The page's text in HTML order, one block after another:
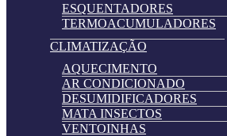
ESQUENTADORES
TERMOACUMULADORES
CLIMATIZAÇÃO
AQUECIMENTO
AR CONDICIONADO
DESUMIDIFICADORES
MATA INSECTOS
VENTOINHAS